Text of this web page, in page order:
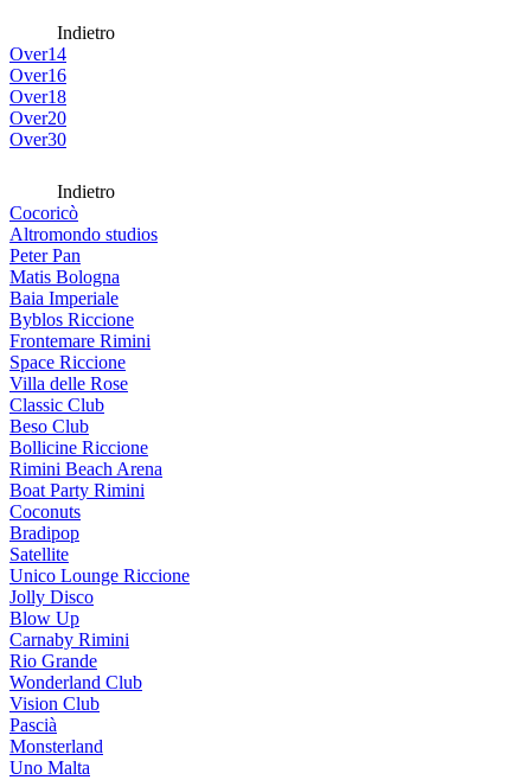
Indietro
Over14
Over16
Over18
Over20
Over30
Indietro
Cocoricò
Altromondo studios
Peter Pan
Matis Bologna
Baia Imperiale
Byblos Riccione
Frontemare Rimini
Space Riccione
Villa delle Rose
Classic Club
Beso Club
Bollicine Riccione
Rimini Beach Arena
Boat Party Rimini
Coconuts
Bradipop
Satellite
Unico Lounge Riccione
Jolly Disco
Blow Up
Carnaby Rimini
Rio Grande
Wonderland Club
Vision Club
Pascià
Monsterland
Uno Malta